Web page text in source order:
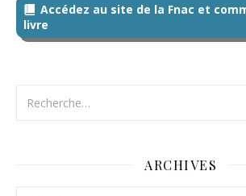
Accédez au site de la Fnac et
livre
ARCHIVES